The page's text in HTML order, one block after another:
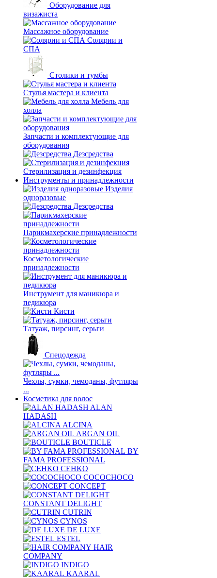
Оборудование для
визажиста
Массажное оборудование
Солярии и
СПА
Столики и тумбы
Стулья мастера и клиента
Мебель для
холла
Запчасти и комплектующие для
оборудования
Дезсредства
Стерилизация и дезинфекция
Инструменты и принадлежности
Изделия
одноразовые
Дезсредства
Парикмахерские принадлежности
Косметологические
принадлежности
Инструмент для маникюра и
педикюра
Кисти
Татуаж, пирсинг, серьги
Спецодежда
Чехлы, сумки, чемоданы, футляры
...
Косметика для волос
ALAN
HADASH
ALCINA
ARGAN OIL
BOUTICLE
BY
FAMA PROFESSIONAL
CEHKO
COCOCHOCO
CONCEPT
CONSTANT DELIGHT
CUTRIN
CYNOS
DE LUXE
ESTEL
HAIR
COMPANY
INDIGO
KAARAL